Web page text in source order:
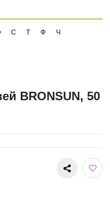
С Т Ф Ч
BRONSUN, 50